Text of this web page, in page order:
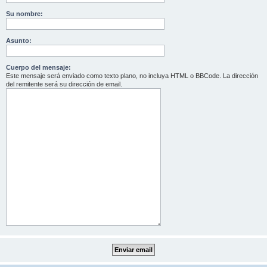
Su nombre:
Asunto:
Cuerpo del mensaje:
Este mensaje será enviado como texto plano, no incluya HTML o BBCode. La dirección
del remitente será su dirección de email.